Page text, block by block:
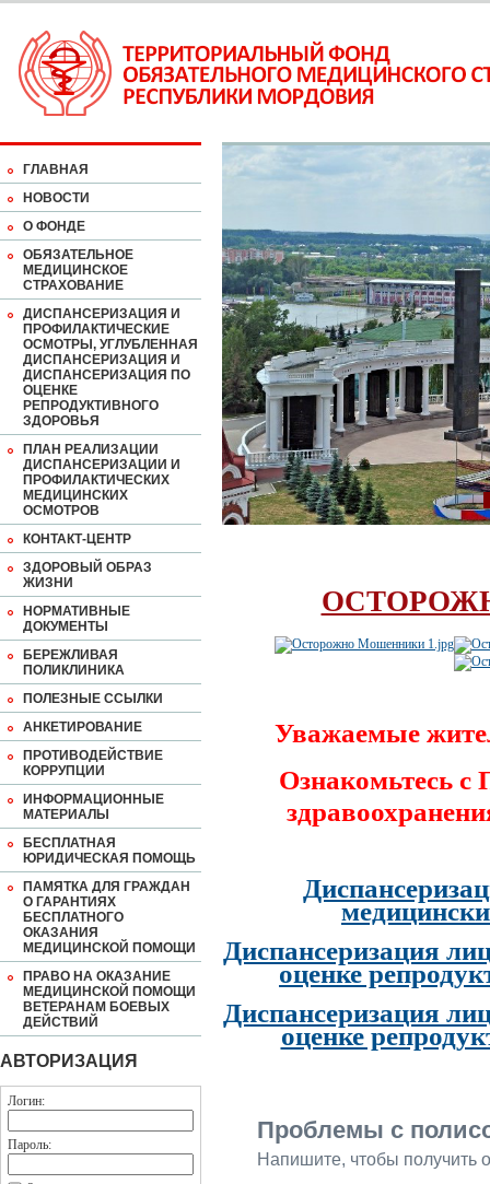
ГЛАВНАЯ
НОВОСТИ
О ФОНДЕ
ОБЯЗАТЕЛЬНОЕ
МЕДИЦИНСКОЕ
СТРАХОВАНИЕ
ДИСПАНСЕРИЗАЦИЯ И
ПРОФИЛАКТИЧЕСКИЕ
ОСМОТРЫ, УГЛУБЛЕННАЯ
ДИСПАНСЕРИЗАЦИЯ И
ДИСПАНСЕРИЗАЦИЯ ПО
ОЦЕНКЕ
РЕПРОДУКТИВНОГО
ЗДОРОВЬЯ
ПЛАН РЕАЛИЗАЦИИ
ДИСПАНСЕРИЗАЦИИ И
ПРОФИЛАКТИЧЕСКИХ
МЕДИЦИНСКИХ
ОСМОТРОВ
КОНТАКТ-ЦЕНТР
ЗДОРОВЫЙ ОБРАЗ
ЖИЗНИ
НОРМАТИВНЫЕ
ДОКУМЕНТЫ
БЕРЕЖЛИВАЯ
ПОЛИКЛИНИКА
ПОЛЕЗНЫЕ ССЫЛКИ
АНКЕТИРОВАНИЕ
ПРОТИВОДЕЙСТВИЕ
КОРРУПЦИИ
ИНФОРМАЦИОННЫЕ
МАТЕРИАЛЫ
БЕСПЛАТНАЯ
ЮРИДИЧЕСКАЯ ПОМОЩЬ
ПАМЯТКА ДЛЯ ГРАЖДАН
О ГАРАНТИЯХ
БЕСПЛАТНОГО
ОКАЗАНИЯ
МЕДИЦИНСКОЙ ПОМОЩИ
ПРАВО НА ОКАЗАНИЕ
МЕДИЦИНСКОЙ ПОМОЩИ
ВЕТЕРАНАМ БОЕВЫХ
ДЕЙСТВИЙ
АВТОРИЗАЦИЯ
Логин:
Пароль:
Уважаемые
Ознакомьтесь
Диспансеризация
оценке
Диспансеризация
оценке
Проблемы с
Напишите, чтобы получить